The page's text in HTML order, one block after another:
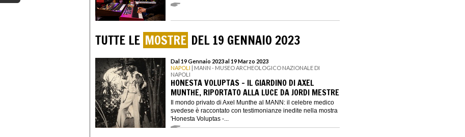
TUTTE LE MOSTRE DEL 19 GENNAIO 2023
Dal 19 Gennaio 2023 al 19 Marzo 2023
NAPOLI | MANN - MUSEO ARCHEOLOGICO NAZIONALE DI
NAPOLI
HONESTA VOLUPTAS - IL GIARDINO DI AXEL
MUNTHE, RIPORTATO ALLA LUCE DA JORDI MESTRE
Il mondo privato di Axel Munthe al MANN: il celebre medico
svedese è raccontato con testimonianze inedite nella mostra
'Honesta Voluptas -...